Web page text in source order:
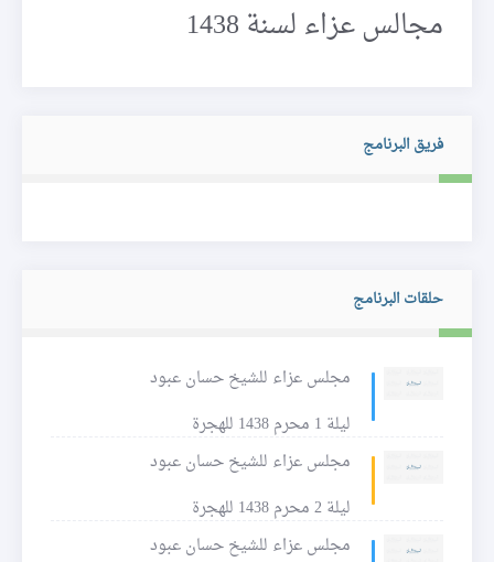
مجالس عزاء لسنة 1438
فريق البرنامج
حلقات البرنامج
مجلس عزاء للشيخ حسان عبود
ليلة 1 محرم 1438 للهجرة
مجلس عزاء للشيخ حسان عبود
ليلة 2 محرم 1438 للهجرة
مجلس عزاء للشيخ حسان عبود